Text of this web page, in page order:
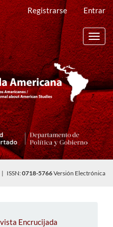
Registrarse Entrar
| ISSN:0718-5766Versión Electrónica
Encrucijada